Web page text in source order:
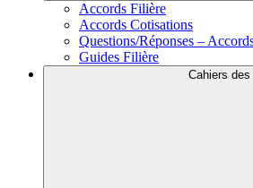
Accords Filière
Accords Cotisations
Questions/Réponses –
Guides Filière
Cahiers des